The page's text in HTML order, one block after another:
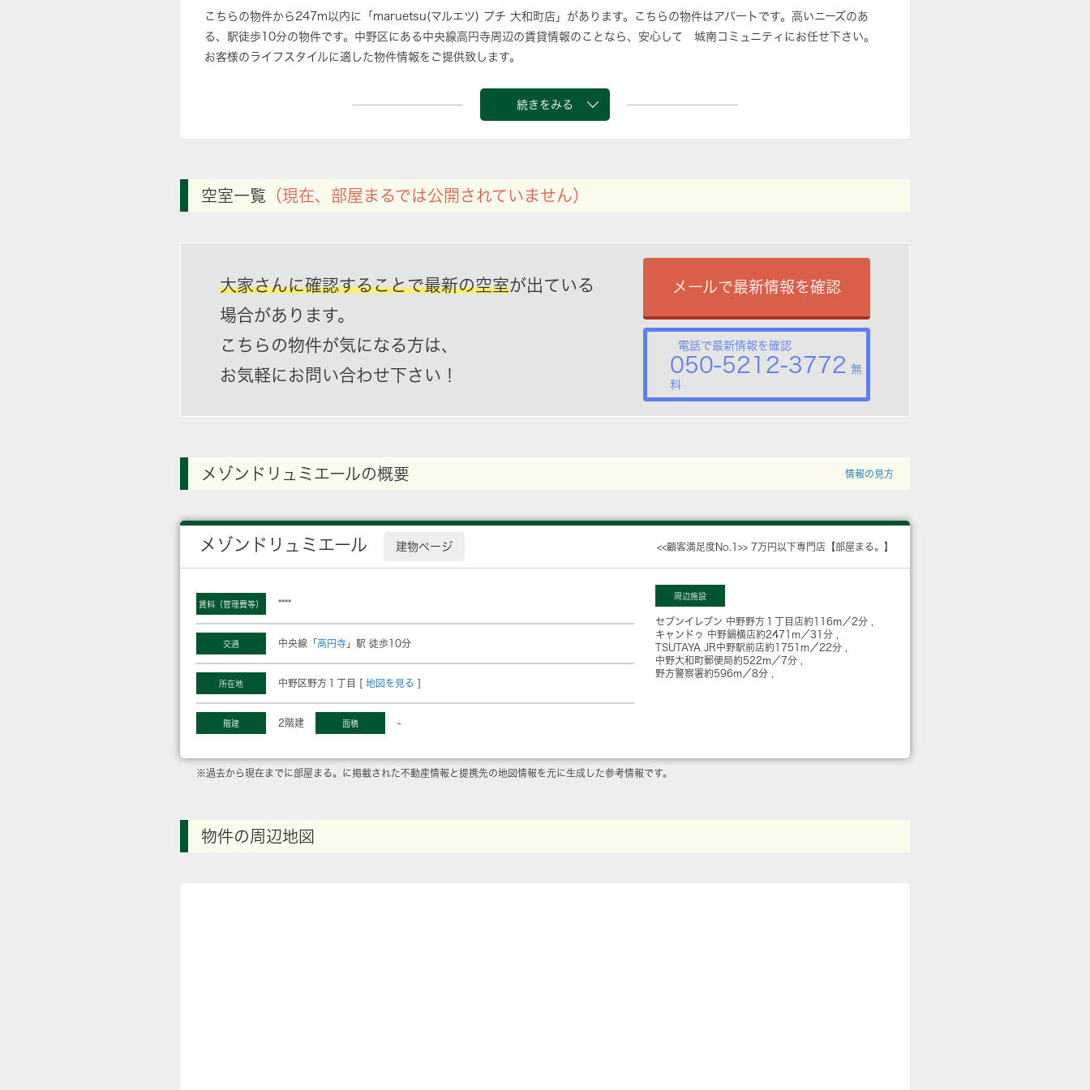
こちらの物件から247m以内に「maruetsu(マルエツ) プチ 大和町店」があります。こちらの物件はアパートです。高いニーズのあ
る、駅徒歩10分の物件です。中野区にある中央線高円寺周辺の賃貸情報のことなら、安心して 城南コミュニティにお任せ下さい。
お客様のライフスタイルに適した物件情報をご提供致します。
続きをみる
空室一覧 （現在、部屋まるでは公開されていません）
大家さんに確認することで最新の空室が出ている
場合があります。
こちらの物件が気になる方は、
お気軽にお問い合わせ下さい！
メールで最新情報を確認
電話で最新情報を確認
050-5212-3772 無
料
メゾンドリュミエールの概要 情報の見方
メゾンドリュミエール 建物ページ <<顧客満足度No.1>> 7万円以下専門店【部屋まる。】
賃料（管理費等） ****
交通 中央線「 高円寺 」駅 徒歩10分
所在地 中野区野方１丁目 [ 地図を見る ]
階建 2階建 面積 -
周辺施設
セブンイレブン 中野野方１丁目店約116m／2分
キャンドゥ 中野鍋横店約2471m／31分
TSUTAYA JR中野駅前店約1751m／22分
中野大和町郵便局約522m／7分
野方警察署約596m／8分
※過去から現在までに部屋まる。に掲載された不動産情報と提携先の地図情報を元に生成した参考情報です。
物件の周辺地図